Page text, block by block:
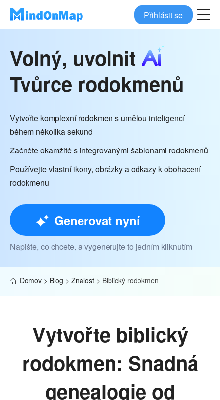
Přihlásit se
Volný, uvolnit
Tvůrce rodokmenů
Vytvořte komplexní rodokmen s umělou inteligencí
během několika sekund
Začněte okamžitě s integrovanými šablonami rodokmenů
Používejte vlastní ikony, obrázky a odkazy k obohacení
rodokmenu
Generovat nyní
Napište, co chcete, a vygenerujte to jedním kliknutím
Domov > Blog > Znalost > Biblický rodokmen
Vytvořte biblický
rodokmen: Snadná
genealogie od